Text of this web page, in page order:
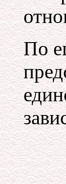
По